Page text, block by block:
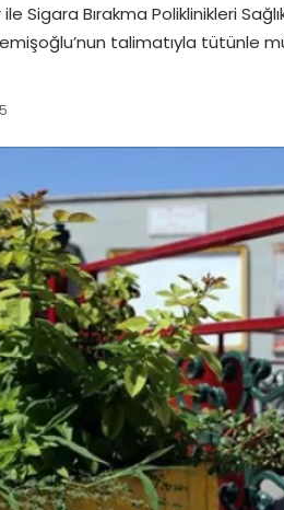
Sigara Bırakma Poliklinikleri
talimatıyla tütünle